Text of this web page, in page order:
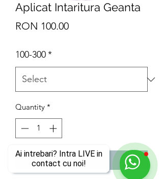
Ai intrebari? Intra LIVE in
contact cu noi!
Aplicat Intaritura Geanta
RON 100.00Price
100-300*
Quantity *
Add to Cart